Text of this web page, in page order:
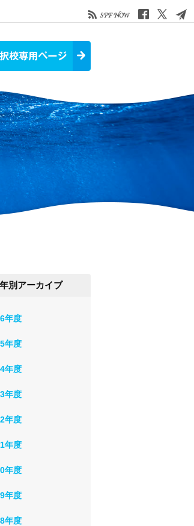
年別アーカイブ
年度
年度
年度
年度
年度
年度
年度
年度
年度